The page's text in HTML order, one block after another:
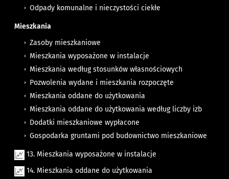
Odpady komunalne i nieczystości ciekłe
Mieszkania
Zasoby mieszkaniowe
Mieszkania wyposażone w instalacje
Mieszkania według stosunków własnościowych
Pozwolenia wydane i mieszkania rozpoczęte
Mieszkania oddane do użytkowania
Mieszkania oddane do użytkowania według liczby izb
Dodatki mieszkaniowe wypłacone
Gospodarka gruntami pod budownictwo mieszkaniowe
13. Mieszkania wyposażone w instalacje
14. Mieszkania oddane do użytkowania